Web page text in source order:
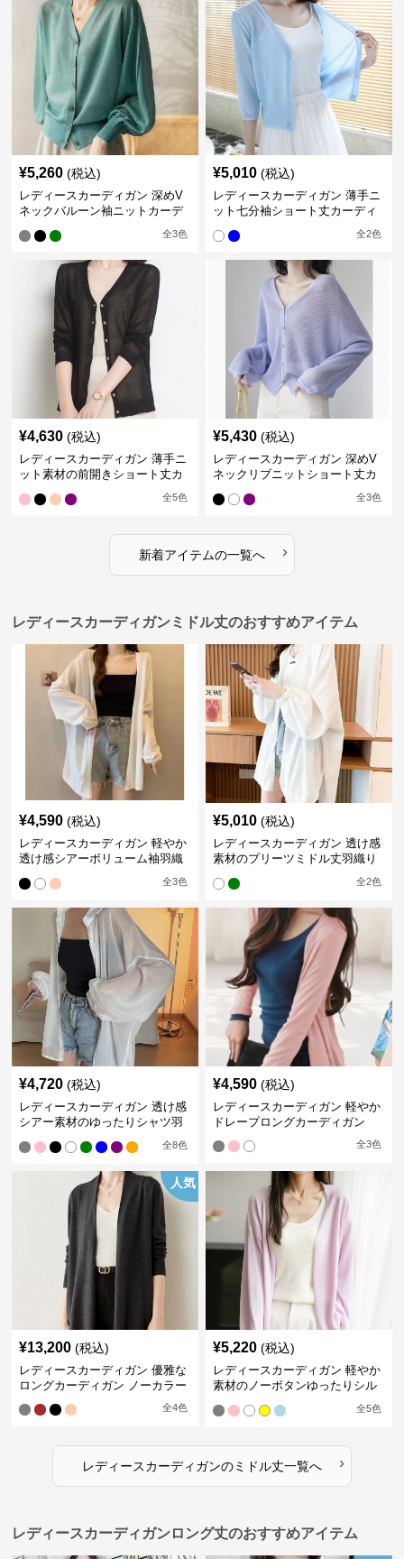
¥5,260 (税込)
レディースカーディガン 深めV
ネックバルーン袖ニットカーデ
全3色
¥5,010 (税込)
レディースカーディガン 薄手ニ
ット七分袖ショート丈カーディ
全2色
¥4,630 (税込)
レディースカーディガン 薄手ニ
ット素材の前開きショート丈カ
全5色
¥5,430 (税込)
レディースカーディガン 深めV
ネックリブニットショート丈カ
全3色
新着アイテムの一覧へ ›
レディースカーディガンミドル丈のおすすめアイテム
¥4,590 (税込)
レディースカーディガン 軽やか
透け感シアーボリューム袖羽織
全3色
¥5,010 (税込)
レディースカーディガン 透け感
素材のプリーツミドル丈羽織り
全2色
¥4,720 (税込)
レディースカーディガン 透け感
シアー素材のゆったりシャツ羽
全8色
¥4,590 (税込)
レディースカーディガン 軽やか
ドレープロングカーディガン
全3色
人気
¥13,200 (税込)
レディースカーディガン 優雅な
ロングカーディガン ノーカラー
全4色
¥5,220 (税込)
レディースカーディガン 軽やか
素材のノーボタンゆったりシル
全5色
レディースカーディガンのミドル丈一覧へ ›
レディースカーディガンロング丈のおすすめアイテム